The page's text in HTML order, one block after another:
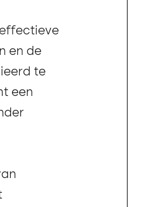
en de
te
een